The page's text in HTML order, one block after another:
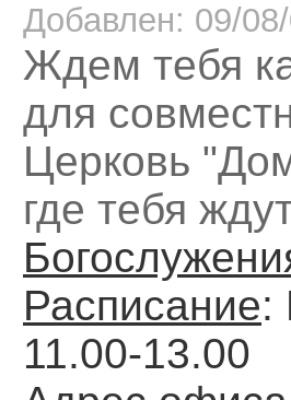
Добавлен: 09/
Ждем тебя
для
Церковь
где тебя
Расписание:
11.00-13.00